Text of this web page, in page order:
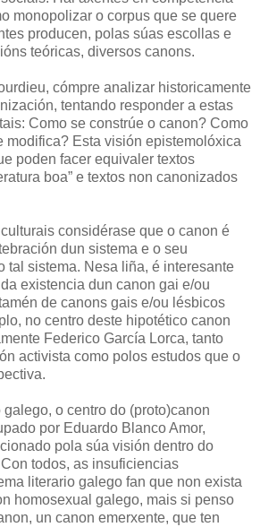
monopolizar o corpus que se quere
producen, polas súas escollas e
teóricas, diversos canons.
cómpre analizar historicamente
tentando responder a estas
Como se constrúe o canon? Como
modifica? Esta visión epistemolóxica
poden facer equivaler textos
boa” e textos non canonizados
considérase que o canon é
dun sistema e o seu
tal sistema. Nesa liña, é interesante
existencia dun canon gai e/ou
de canons gais e/ou lésbicos
no centro deste hipotético canon
Federico García Lorca, tanto
activista como polos estudos que o
o centro do (proto)canon
por Eduardo Blanco Amor,
pola súa visión dentro do
todos, as insuficiencias
literario galego fan que non exista
homosexual galego, mais si penso
un canon emerxente, que ten